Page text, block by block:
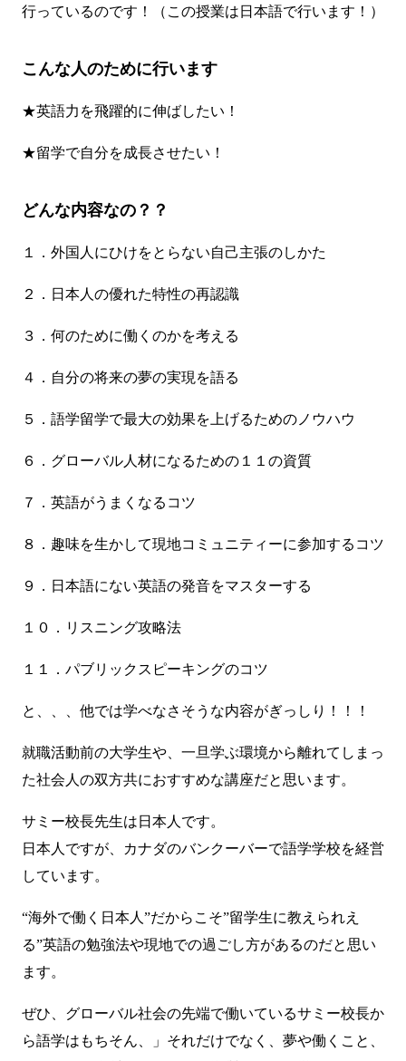
行っているのです！（この授業は日本語で行います！）
こんな人のために行います
★英語力を飛躍的に伸ばしたい！
★留学で自分を成長させたい！
どんな内容なの？？
１．外国人にひけをとらない自己主張のしかた
２．日本人の優れた特性の再認識
３．何のために働くのかを考える
４．自分の将来の夢の実現を語る
５．語学留学で最大の効果を上げるためのノウハウ
６．グローバル人材になるための１１の資質
７．英語がうまくなるコツ
８．趣味を生かして現地コミュニティーに参加するコツ
９．日本語にない英語の発音をマスターする
１０．リスニング攻略法
１１．パブリックスピーキングのコツ
と、、、他では学べなさそうな内容がぎっしり！！！
就職活動前の大学生や、一旦学ぶ環境から離れてしまっ
た社会人の双方共におすすめな講座だと思います。
サミー校長先生は日本人です。
日本人ですが、カナダのバンクーバーで語学学校を経営
しています。
“海外で働く日本人”だからこそ”留学生に教えられえ
る”英語の勉強法や現地での過ごし方があるのだと思い
ます。
ぜひ、グローバル社会の先端で働いているサミー校長か
ら語学はもちそん、」それだけでなく、夢や働くこと、